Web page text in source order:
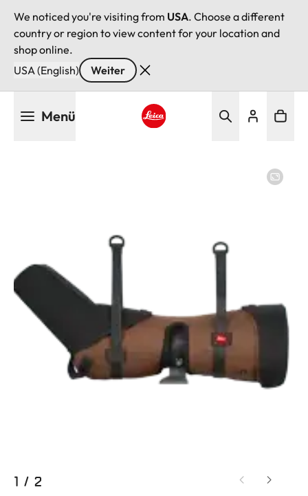
We noticed you're visiting from USA. Choose a different
country or region to view content for your location and
shop online.
USA (English)
Weiter
Menü
1 / 2